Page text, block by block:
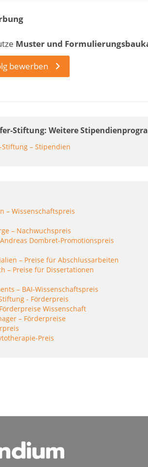
Muster und
bewerben
Stiftung: Weitere
– Stipendien
– Wissenschaftspreis
– Nachwuchspreis
Dombret-Promotionspreis
– Preise für Abschlussarbeiten
– Preise für Dissertationen
– BAI-Wissenschaftspreis
- Förderpreis
Wissenschaft
– Förderpreise
Preis